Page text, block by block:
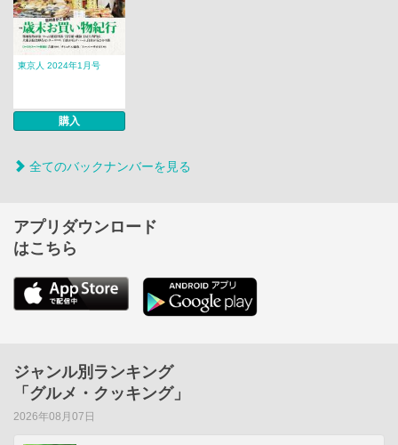
東京人 2024年1月号
購入
全てのバックナンバーを見る
アプリダウンロード
はこちら
ジャンル別ランキング
「グルメ・クッキング」
2026年08月07日